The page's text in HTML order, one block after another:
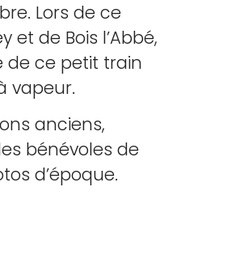
Lors de ce
et de Bois l’Abbé,
de ce petit train
vapeur.
anciens,
bénévoles de
d’époque.